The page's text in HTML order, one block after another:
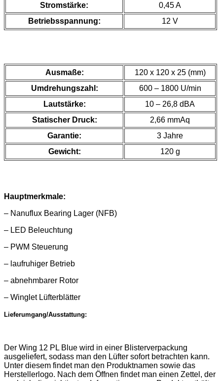
Stromstärke:
0,45 A
Betriebsspannung:
12 V
Ausmaße:
120 x 120 x 25 (mm)
Umdrehungszahl:
600 – 1800 U/min
Lautstärke:
10 – 26,8 dBA
Statischer Druck:
2,66 mmAq
Garantie:
3 Jahre
Gewicht:
120 g
Hauptmerkmale:
– Nanuflux Bearing Lager (NFB)
– LED Beleuchtung
– PWM Steuerung
– laufruhiger Betrieb
– abnehmbarer Rotor
– Winglet Lüfterblätter
Lieferumgang/Ausstattung:
Der Wing 12 PL Blue wird in einer Blisterverpackung
ausgeliefert, sodass man den Lüfter sofort betrachten kann.
Unter diesem findet man den Produktnamen sowie das
Herstellerlogo. Nach dem Öffnen findet man einen Zettel, der